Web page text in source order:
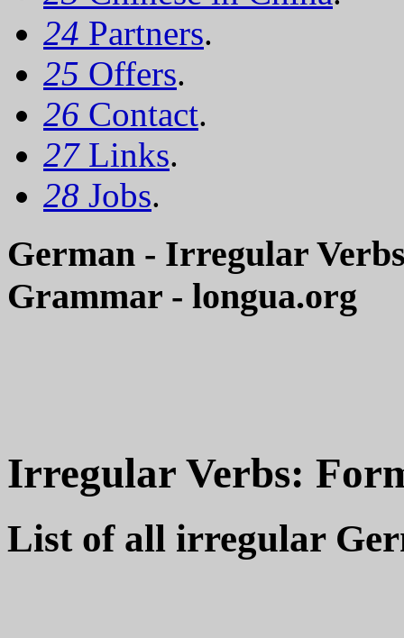
24 Partners.
25 Offers.
26 Contact.
27 Links.
28 Jobs.
German - Irregular
Grammar - longua.org
Irregular Verbs:
List of all irregular